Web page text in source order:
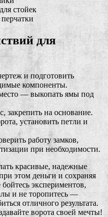
стойек
для
и подготовить
компоненты.
— выкопать ямы под
закрепить на основание.
установить петли и
работу замков,
при необходимости.
красивые, надежные
этом деньги и сохраняя
экспериментов,
и не торопитесь —
отличного результата.
ворота своей мечты!